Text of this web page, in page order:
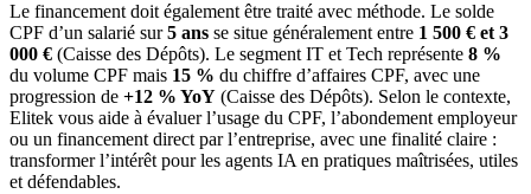
Le financement doit également être traité avec méthode. Le solde
CPF d’un salarié sur5 ans se situe généralement entre 1 500 € et 3
000 € (Caisse des Dépôts). Le segment IT et Tech représente 8 %
du volume CPF mais 15 % du chiffre d’affaires CPF, avec une
progression de +12 % YoY (Caisse des Dépôts). Selon le contexte,
Elitek vous aide à évaluer l’usage du CPF, l’abondement employeur
ou un financement direct par l’entreprise, avec une finalité claire :
transformer l’intérêt pour les agents IA en pratiques maîtrisées, utiles
et défendables.